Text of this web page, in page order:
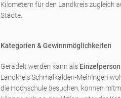
Kilometern für den Landkreis zugleich
Städte.
Kategorien & Gewinnmöglichkeiten
Geradelt werden kann als Einzelperson
Landkreis Schmalkalden-Meiningen
die Hochschule besuchen, können